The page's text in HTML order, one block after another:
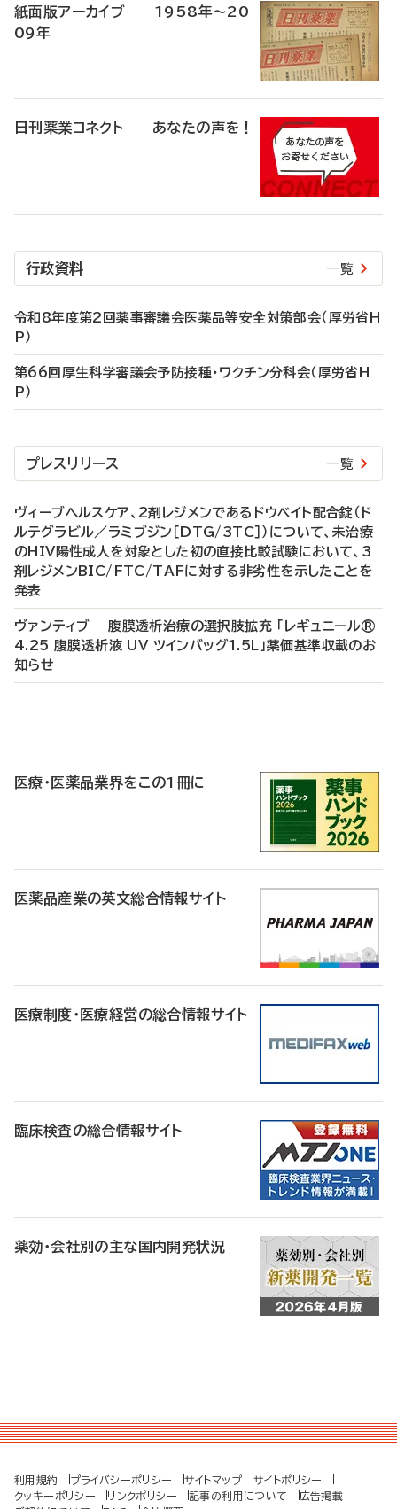
紙面版アーカイブ 1958年～20
09年
日刊薬業コネクト あなたの声を！
行政資料 一覧
令和8年度第2回薬事審議会医薬品等安全対策部会（厚労省H
P）
第66回厚生科学審議会予防接種・ワクチン分科会（厚労省H
P）
プレスリリース 一覧
ヴィーブヘルスケア、2剤レジメンであるドウベイト配合錠（ド
ルテグラビル／ラミブジン［DTG/3TC］）について、未治療
のHIV陽性成人を対象とした初の直接比較試験において、3
剤レジメンBIC/FTC/TAFに対する非劣性を示したことを
発表
ヴァンティブ 腹膜透析治療の選択肢拡充 「レギュニール®
4.25 腹膜透析液 UV ツインバッグ1.5L」薬価基準収載のお
知らせ
医療・医薬品業界をこの1冊に
医薬品産業の英文総合情報サイト
医療制度・医療経営の総合情報サイト
臨床検査の総合情報サイト
薬効・会社別の主な国内開発状況
利用規約 プライバシーポリシー サイトマップ
サイトポリシー
クッキーポリシー
リンクポリシー 記事の利用について
広告掲載